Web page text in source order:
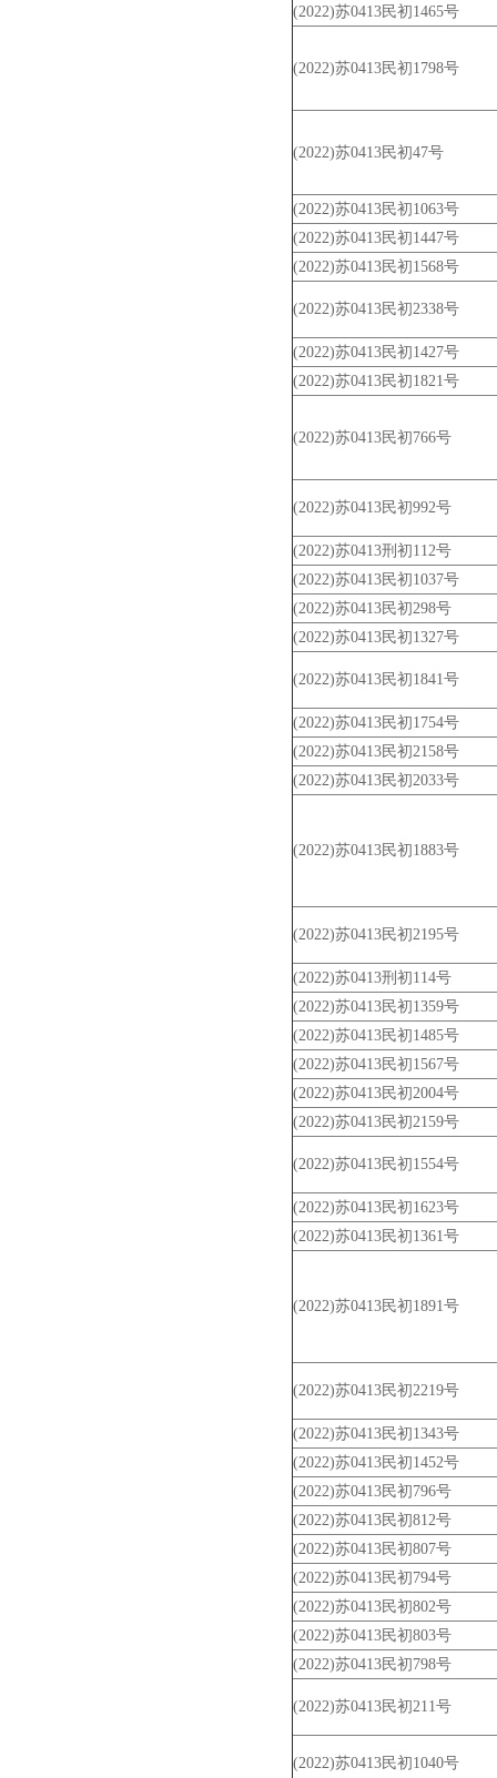
(2022)苏0413民初1465号
(2022)苏0413民初1798号
(2022)苏0413民初47号
(2022)苏0413民初1063号
(2022)苏0413民初1447号
(2022)苏0413民初1568号
(2022)苏0413民初2338号
(2022)苏0413民初1427号
(2022)苏0413民初1821号
(2022)苏0413民初766号
(2022)苏0413民初992号
(2022)苏0413刑初112号
(2022)苏0413民初1037号
(2022)苏0413民初298号
(2022)苏0413民初1327号
(2022)苏0413民初1841号
(2022)苏0413民初1754号
(2022)苏0413民初2158号
(2022)苏0413民初2033号
(2022)苏0413民初1883号
(2022)苏0413民初2195号
(2022)苏0413刑初114号
(2022)苏0413民初1359号
(2022)苏0413民初1485号
(2022)苏0413民初1567号
(2022)苏0413民初2004号
(2022)苏0413民初2159号
(2022)苏0413民初1554号
(2022)苏0413民初1623号
(2022)苏0413民初1361号
(2022)苏0413民初1891号
(2022)苏0413民初2219号
(2022)苏0413民初1343号
(2022)苏0413民初1452号
(2022)苏0413民初796号
(2022)苏0413民初812号
(2022)苏0413民初807号
(2022)苏0413民初794号
(2022)苏0413民初802号
(2022)苏0413民初803号
(2022)苏0413民初798号
(2022)苏0413民初211号
(2022)苏0413民初1040号